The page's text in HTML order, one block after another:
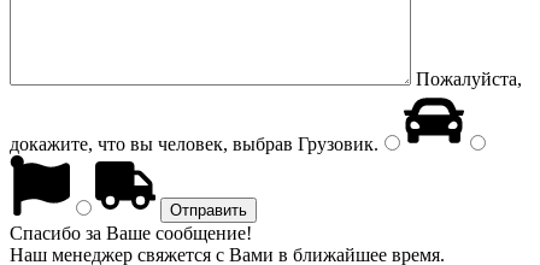
Пожалуйста,
докажите, что вы человек, выбрав Грузовик.
Спасибо за Ваше сообщение!
Наш менеджер свяжется с Вами в ближайшее время.